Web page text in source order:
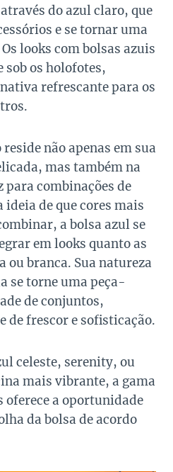
do azul claro, que
e se tornar uma
looks com bolsas azuis
os holofotes,
refrescante para os
não apenas em sua
mas também na
combinações de
de que cores mais
a bolsa azul se
em looks quanto as
ou branca. Sua natureza
se torne uma peça-
de conjuntos,
de frescor e sofisticação.
celeste, serenity, ou
mais vibrante, a gama
oferece a oportunidade
da bolsa de acordo